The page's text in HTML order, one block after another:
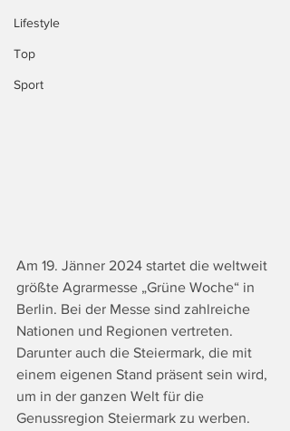
Lifestyle
Top
Sport
Am 19. Jänner 2024 startet die weltweit
größte Agrarmesse „Grüne Woche“ in
Berlin. Bei der Messe sind zahlreiche
Nationen und Regionen vertreten.
Darunter auch die Steiermark, die mit
einem eigenen Stand präsent sein wird,
um in der ganzen Welt für die
Genussregion Steiermark zu werben.